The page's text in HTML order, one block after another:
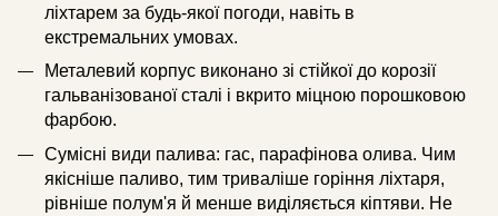
ліхтарем за будь-якої погоди, навіть в
екстремальних умовах.
Металевий корпус виконано зі стійкої до корозії
гальванізованої сталі і вкрито міцною порошковою
фарбою.
Сумісні види палива: гас, парафінова олива. Чим
якісніше паливо, тим триваліше горіння ліхтаря,
рівніше полум'я й менше виділяється кіптяви. Не